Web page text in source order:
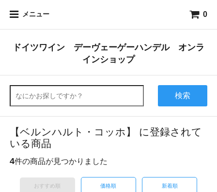
メニュー 0
ドイツワイン デーヴェーゲーハンデル オンラ
インショップ
検索
【ベルンハルト・コッホ】 に登録されて
いる商品
4件の商品が見つかりました
おすすめ順 価格順 新着順